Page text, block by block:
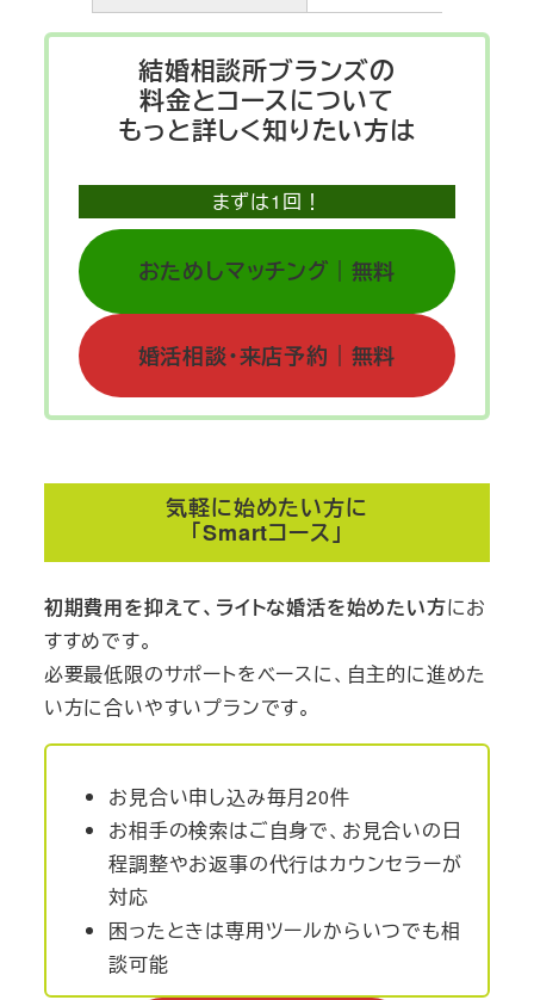
結婚相談所ブランズの
料金とコースについて
もっと詳しく知りたい方は
まずは1回！
おためしマッチング｜無料
婚活相談・来店予約｜無料
気軽に始めたい方に
「Smartコース」
初期費用を抑えて、ライトな婚活を始めたい方にお
すすめです。
必要最低限のサポートをベースに、自主的に進めた
い方に合いやすいプランです。
お見合い申し込み毎月20件
お相手の検索はご自身で、お見合いの日
程調整やお返事の代行はカウンセラーが
対応
困ったときは専用ツールからいつでも相
談可能